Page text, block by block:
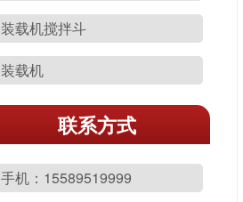
装载机搅拌斗
装载机
联系方式
手机：15589519999